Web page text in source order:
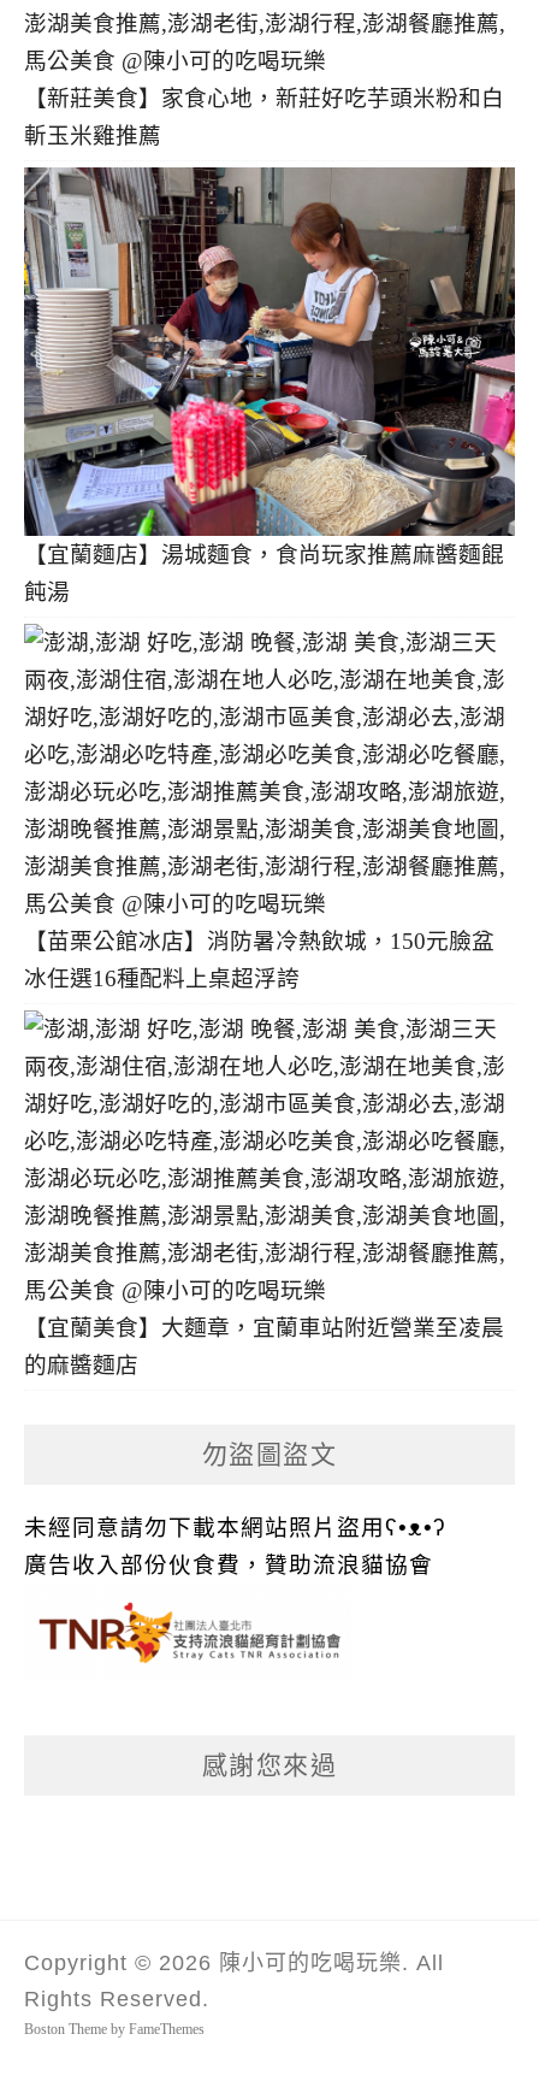
【新莊美食】家食心地，新莊好吃芋頭米粉和白
斬玉米雞推薦
【宜蘭麵店】湯城麵食，食尚玩家推薦麻醬麵餛
飩湯
【苗栗公館冰店】消防暑冷熱飲城，150元臉盆
冰任選16種配料上桌超浮誇
【宜蘭美食】大麵章，宜蘭車站附近營業至凌晨
的麻醬麵店
勿盜圖盜文
未經同意請勿下載本網站照片盜用ʕ•ᴥ•ʔ
廣告收入部份伙食費，贊助流浪貓協會
感謝您來過
Copyright © 2026 陳小可的吃喝玩樂. All
Rights Reserved.
Boston Theme by FameThemes